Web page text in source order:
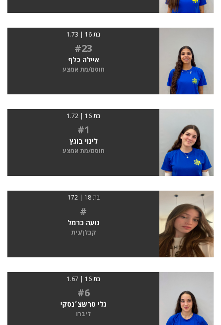
בת 16 | 1.73
#23
איילה כלף
חוסם/מת אמצע
בת 16 | 1.72
#1
לינוי בוגץ
חוסם/מת אמצע
בת 18 | 172
#
נועה כרמל
קבלן/נית
בת 16 | 1.67
#6
גלי טרשצ׳נסקי
ליברו